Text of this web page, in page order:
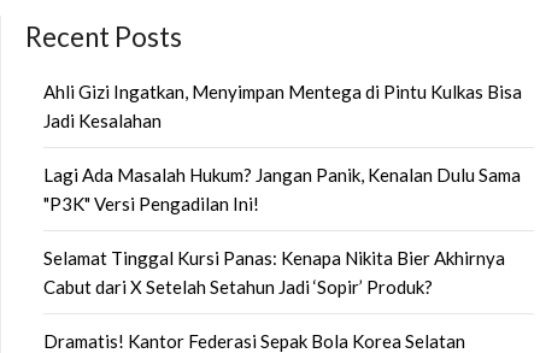
Recent Posts
Ahli Gizi Ingatkan, Menyimpan Mentega di Pintu Kulkas Bisa
Jadi Kesalahan
Lagi Ada Masalah Hukum? Jangan Panik, Kenalan Dulu Sama
"P3K" Versi Pengadilan Ini!
Selamat Tinggal Kursi Panas: Kenapa Nikita Bier Akhirnya
Cabut dari X Setelah Setahun Jadi ‘Sopir’ Produk?
Dramatis! Kantor Federasi Sepak Bola Korea Selatan